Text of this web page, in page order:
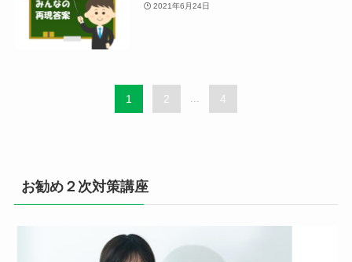
2021年6月24日
1 2 ... 4
お勧め２次対策講座